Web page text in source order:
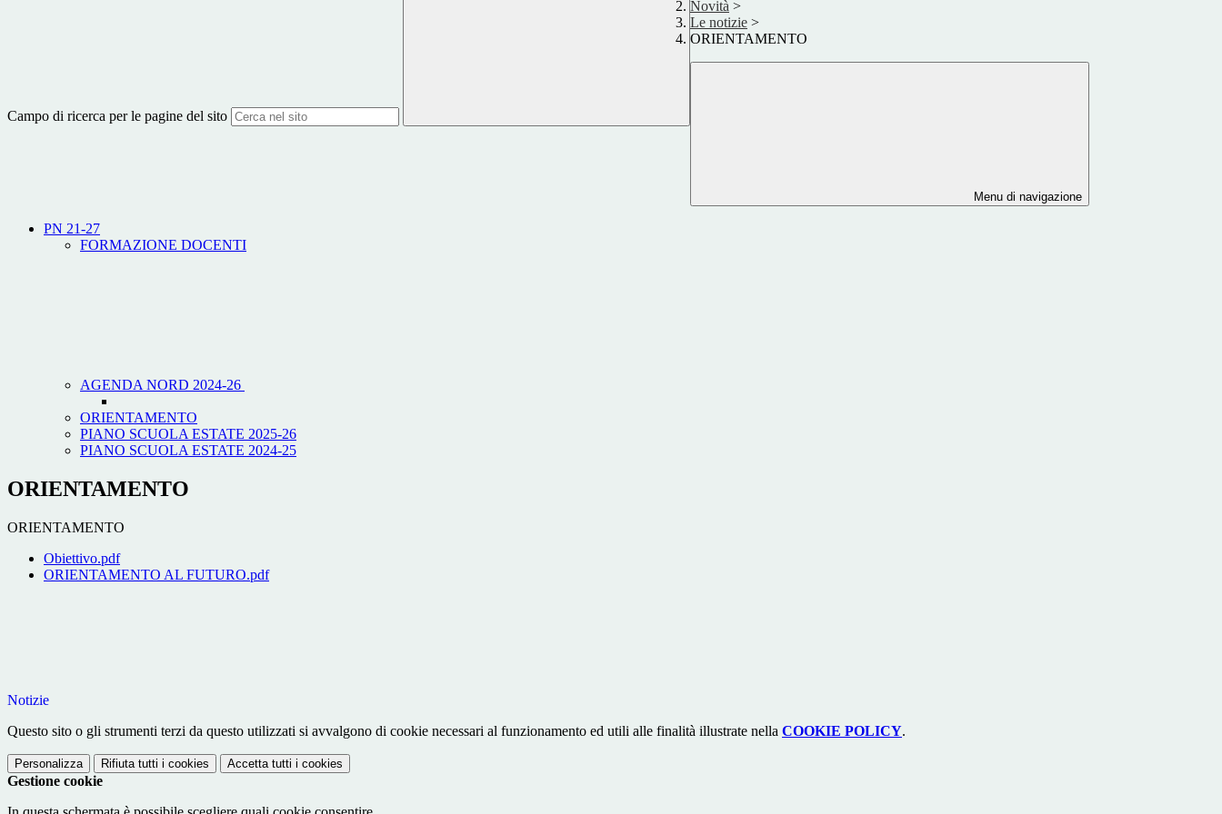
Campo di ricerca per le pagine del sito
Novità >
Le notizie >
ORIENTAMENTO
Menu di navigazione
PN 21-27
FORMAZIONE DOCENTI
AGENDA NORD 2024-26
ORIENTAMENTO
PIANO SCUOLA ESTATE 2025-26
PIANO SCUOLA ESTATE 2024-25
ORIENTAMENTO
ORIENTAMENTO
Obiettivo.pdf
ORIENTAMENTO AL FUTURO.pdf
Notizie
Questo sito o gli strumenti terzi da questo utilizzati si avvalgono di cookie necessari al funzionamento ed utili alle finalità illustrate nella COOKIE POLICY.
Personalizza Rifiuta tutti i cookies Accetta tutti i cookies
Gestione cookie